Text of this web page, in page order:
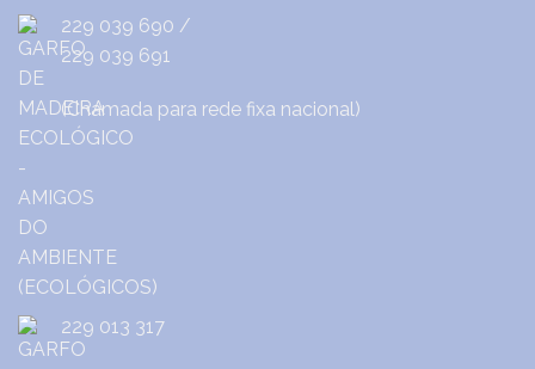
229 039 690 /
229 039 691
(Chamada para rede fixa nacional)
229 013 317